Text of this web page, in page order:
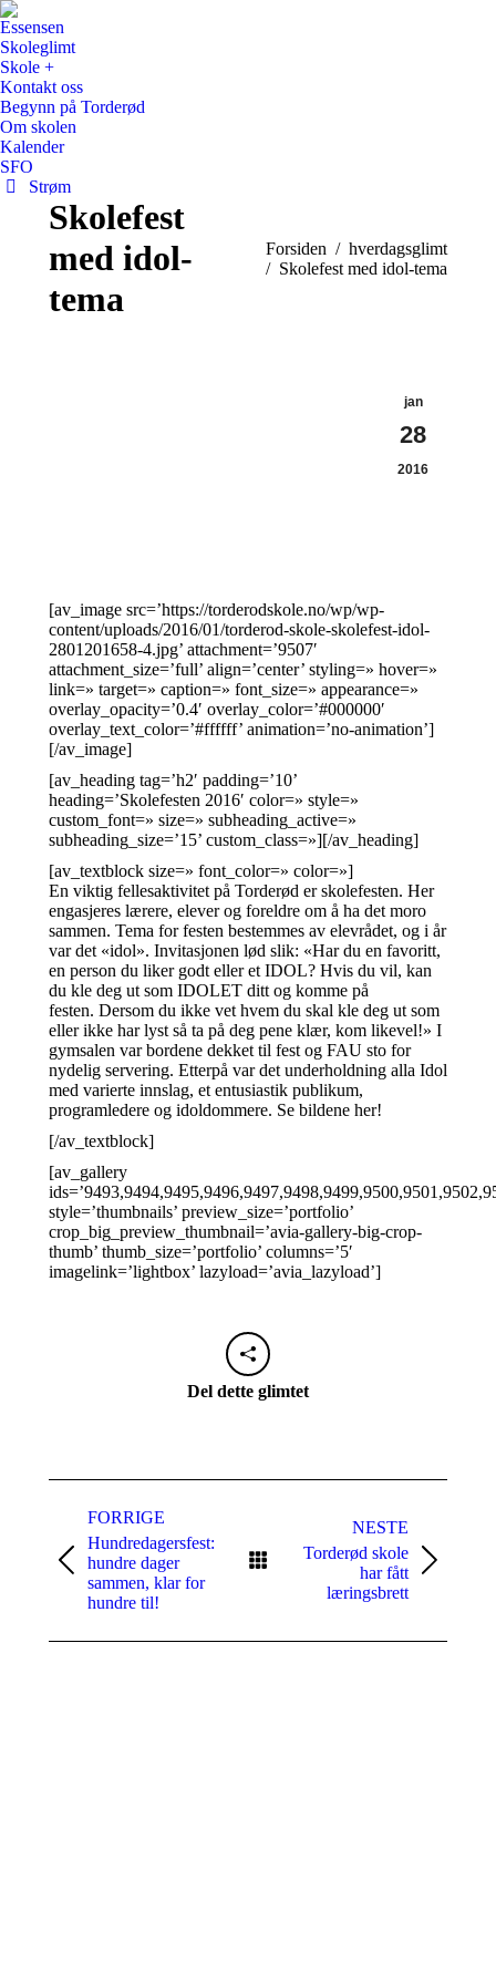
Essensen
Skoleglimt
Skole +
Kontakt oss
Begynn på Torderød
Om skolen
Kalender
SFO
Strøm
Skolefest
med idol-
tema
You are here:
Forsiden
hverdagsglimt
Skolefest med idol-tema
jan
28
2016
[av_image src=’https://torderodskole.no/wp/wp-
content/uploads/2016/01/torderod-skole-skolefest-idol-
2801201658-4.jpg’ attachment=’9507′
attachment_size=’full’ align=’center’ styling=» hover=»
link=» target=» caption=» font_size=» appearance=»
overlay_opacity=’0.4′ overlay_color=’#000000′
overlay_text_color=’#ffffff’ animation=’no-animation’]
[/av_image]
[av_heading tag=’h2′ padding=’10’
heading=’Skolefesten 2016′ color=» style=»
custom_font=» size=» subheading_active=»
subheading_size=’15’ custom_class=»][/av_heading]
[av_textblock size=» font_color=» color=»]
En viktig fellesaktivitet på Torderød er skolefesten. Her
engasjeres lærere, elever og foreldre om å ha det moro
sammen. Tema for festen bestemmes av elevrådet, og i år
var det «idol». Invitasjonen lød slik: «Har du en favoritt,
en person du liker godt eller et IDOL? Hvis du vil, kan
du kle deg ut som IDOLET ditt og komme på
festen. Dersom du ikke vet hvem du skal kle deg ut som
eller ikke har lyst så ta på deg pene klær, kom likevel!» I
gymsalen var bordene dekket til fest og FAU sto for
nydelig servering. Etterpå var det underholdning alla Idol
med varierte innslag, et entusiastik publikum,
programledere og idoldommere. Se bildene her!
[/av_textblock]
[av_gallery
style=’thumbnails’ preview_size=’portfolio’
crop_big_preview_thumbnail=’avia-gallery-big-crop-
thumb’ thumb_size=’portfolio’ columns=’5′
imagelink=’lightbox’ lazyload=’avia_lazyload’]
Del dette glimtet
aktuelt
FORRIGE
Forrige
innlegg:
Hundredagersfest:
hundre dager
sammen, klar for
hundre til!
NESTE
innlegg:
Torderød skole
har fått
læringsbrett